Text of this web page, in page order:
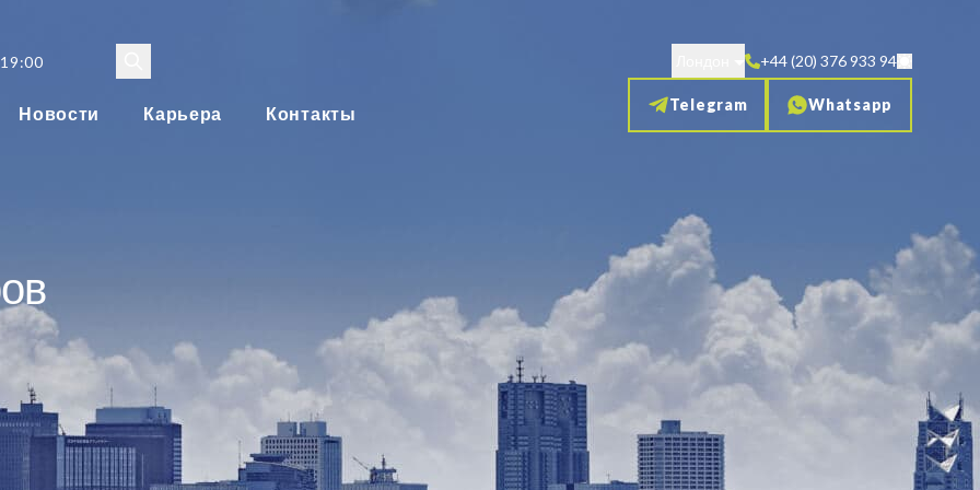
Новости Карьера Контакты
+44 (20) 376 933 94
Telegram Whatsapp